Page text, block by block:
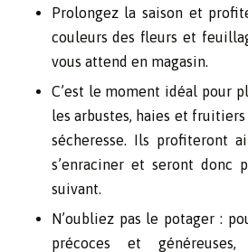
Prolongez la saison et
couleurs des fleurs et
vous attend en magasin.
C’est le moment idéal pour
les arbustes, haies et
sécheresse. Ils profiteront
s’enraciner et seront donc
suivant.
N’oubliez pas le potager :
précoces et